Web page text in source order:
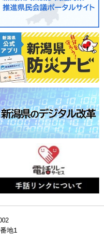
地1